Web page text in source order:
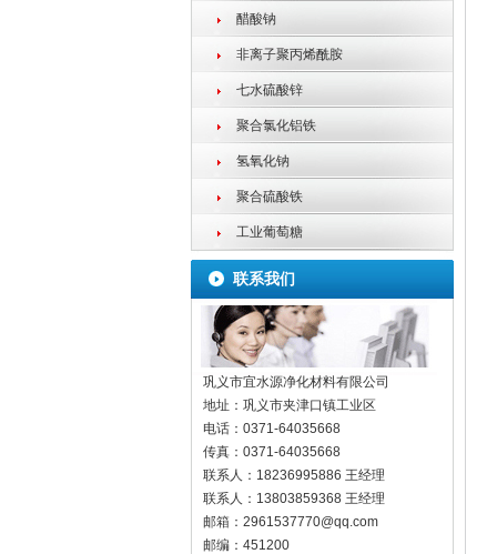
醋酸钠
非离子聚丙烯酰胺
七水硫酸锌
聚合氯化铝铁
氢氧化钠
聚合硫酸铁
工业葡萄糖
联系我们
巩义市宜水源净化材料有限公司
地址： 巩义市夹津口镇工业区
电话： 0371-64035668
传真： 0371-64035668
联系人： 18236995886 王经理
联系人： 13803859368 王经理
邮箱： 2961537770@qq.com
邮编： 451200